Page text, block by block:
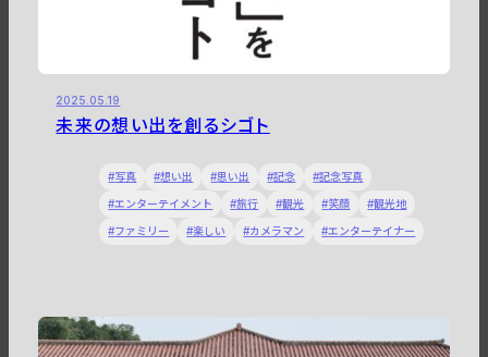
2025.05.19
未来の想い出を創るシゴト
写真 想い出 思い出 記念 記念写真
エンターテイメント 旅行 観光 笑顔 観光地
ファミリー 楽しい カメラマン エンターテイナー